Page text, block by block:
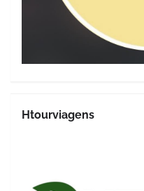
Htourviagens